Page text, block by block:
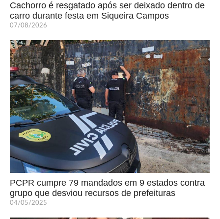
Cachorro é resgatado após ser deixado dentro de
carro durante festa em Siqueira Campos
07/08/2026
PCPR cumpre 79 mandados em 9 estados contra
grupo que desviou recursos de prefeituras
04/05/2025